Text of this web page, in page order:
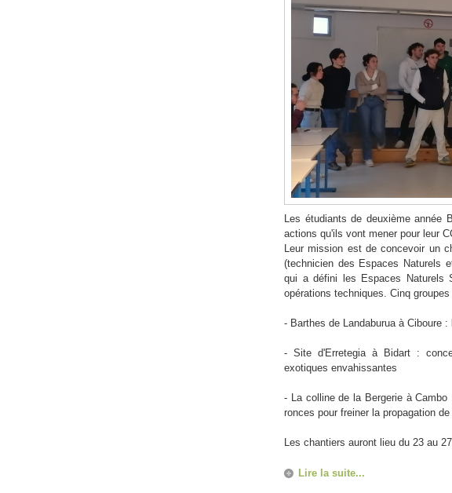
Les étudiants de deuxième année
actions qu'ils vont mener pour leur
Leur mission est de concevoir un
(technicien des Espaces Naturels
qui a défini les Espaces Naturels
opérations techniques. Cinq
- Barthes de Landaburua à Ciboure
- Site d'Erretegia à Bidart :
exotiques envahissantes
- La colline de la Bergerie à
ronces pour freiner la propagation
Les chantiers auront lieu du 23 au
Lire la suite...